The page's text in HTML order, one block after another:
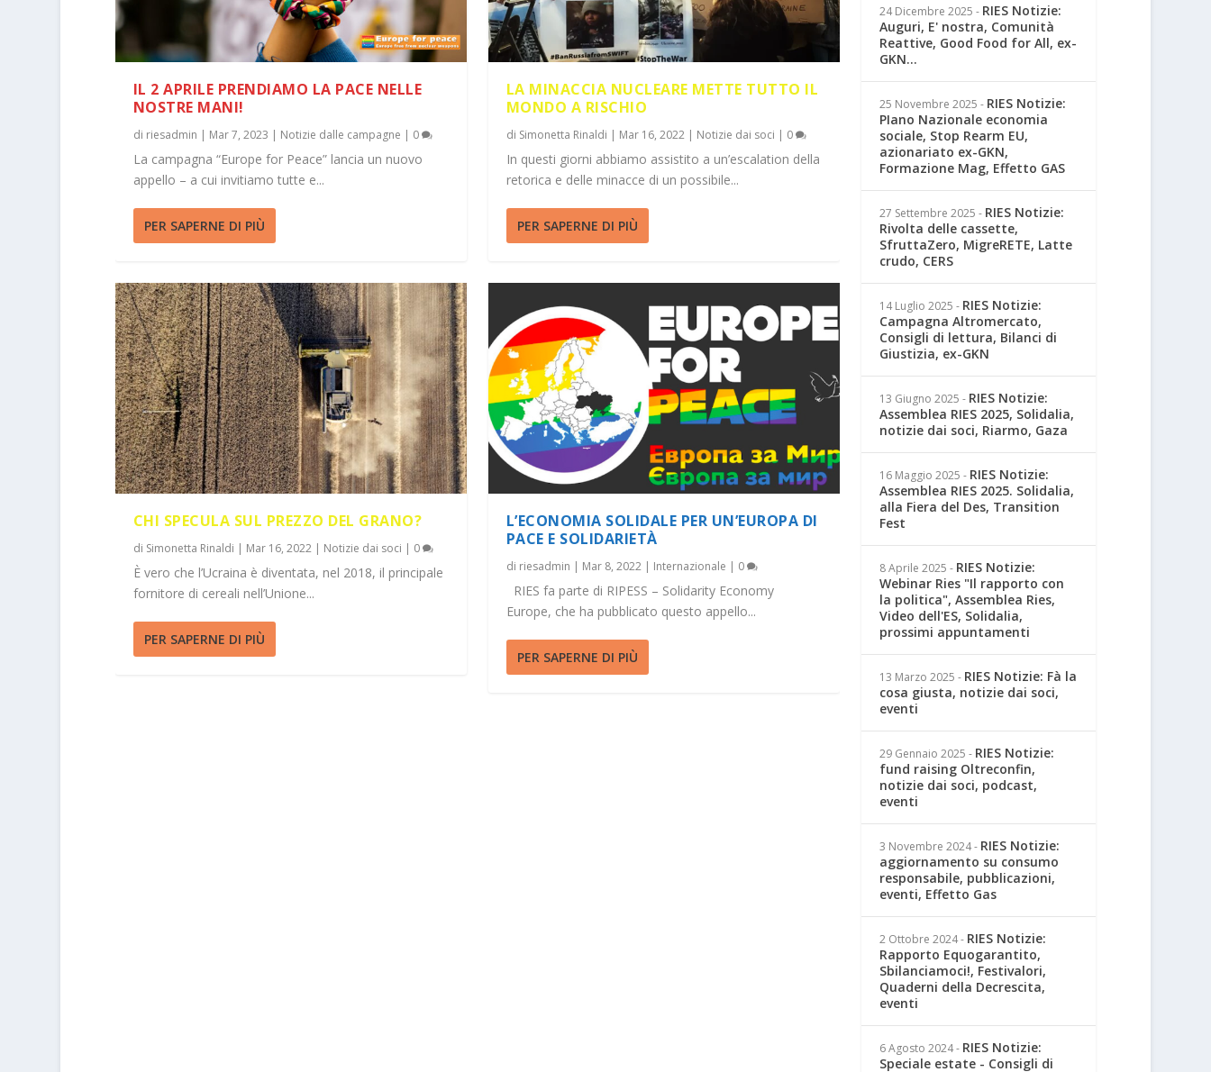
IL 2 APRILE PRENDIAMO LA PACE NELLE
NOSTRE MANI!
di riesadmin | Mar 7, 2023 | Notizie dalle campagne | 0
La campagna “Europe for Peace” lancia un nuovo
appello – a cui invitiamo tutte e...
PER SAPERNE DI PIÙ
CHI SPECULA SUL PREZZO DEL GRANO?
di Simonetta Rinaldi | Mar 16, 2022| Notizie dai soci | 0
È vero che l’Ucraina è diventata, nel 2018, il principale
fornitore di cereali nell’Unione...
PER SAPERNE DI PIÙ
LA MINACCIA NUCLEARE METTE TUTTO IL
MONDO A RISCHIO
di Simonetta Rinaldi | Mar 16, 2022| Notizie dai soci | 0
In questi giorni abbiamo assistito a un’escalation della
retorica e delle minacce di un possibile...
PER SAPERNE DI PIÙ
L’ECONOMIA SOLIDALE PER UN’EUROPA DI
PACE E SOLIDARIETÀ
di riesadmin | Mar 8, 2022| Internazionale | 0
RIES fa parte di RIPESS – Solidarity Economy
Europe, che ha pubblicato questo appello...
PER SAPERNE DI PIÙ
24 Dicembre 2025 - RIES Notizie:
Auguri, E' nostra, Comunità
Reattive, Good Food for All, ex-
GKN...
25 Novembre 2025 - RIES Notizie:
PIano Nazionale economia
sociale, Stop Rearm EU,
azionariato ex-GKN,
Formazione Mag, Effetto GAS
27 Settembre 2025 - RIES Notizie:
Rivolta delle cassette,
SfruttaZero, MigreRETE, Latte
crudo, CERS
14 Luglio 2025 - RIES Notizie:
Campagna Altromercato,
Consigli di lettura, Bilanci di
Giustizia, ex-GKN
13 Giugno 2025 - RIES Notizie:
Assemblea RIES 2025, Solidalia,
notizie dai soci, Riarmo, Gaza
16 Maggio 2025 - RIES Notizie:
Assemblea RIES 2025. Solidalia,
alla Fiera del Des, Transition
Fest
8 Aprile 2025 - RIES Notizie:
Webinar Ries "Il rapporto con
la politica", Assemblea Ries,
Video dell'ES, Solidalia,
prossimi appuntamenti
13 Marzo 2025 - RIES Notizie: Fà la
cosa giusta, notizie dai soci,
eventi
29 Gennaio 2025 - RIES Notizie:
fund raising Oltreconfin,
notizie dai soci, podcast,
eventi
3 Novembre 2024- RIES Notizie:
aggiornamento su consumo
responsabile, pubblicazioni,
eventi, Effetto Gas
2 Ottobre 2024- RIES Notizie:
Rapporto Equogarantito,
Sbilanciamoci!, Festivalori,
Quaderni della Decrescita,
eventi
6 Agosto 2024- RIES Notizie:
Speciale estate - Consigli di